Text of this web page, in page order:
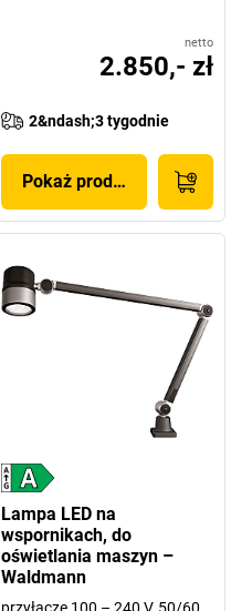
netto
2.850,- zł
2&ndash;3 tygodnie
Pokaż produkt
Lampa LED na
wspornikach, do
oświetlania maszyn –
Waldmann
przyłącze 100 – 240 V, 50/60